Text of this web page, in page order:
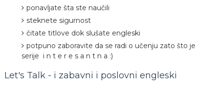
ponavljate šta ste naučili
steknete sigurnost
čitate titlove dok slušate engleski
potpuno zaboravite da se radi o učenju zato što je
serije i n t e r e s a n t n a :)
Let's Talk - i zabavni i poslovni engleski